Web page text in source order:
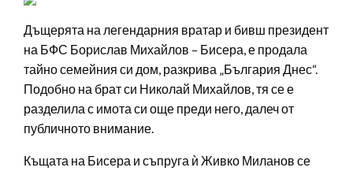
Дъщерята на легендарния вратар и бивш президент
на БФС Борислав Михайлов – Бисера, е продала
тайно семейния си дом, разкрива „България Днес“.
Подобно на брат си Николай Михайлов, тя се е
разделила с имота си още преди него, далеч от
публичното внимание.
Къщата на Бисера и съпруга ѝ Живко Миланов се